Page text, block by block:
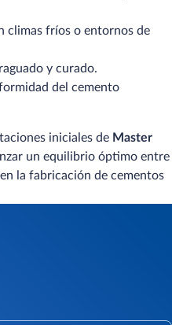
climas fríos o entornos de
y curado.
del cemento
iniciales de Master
un equilibrio óptimo entre
la fabricación de cementos